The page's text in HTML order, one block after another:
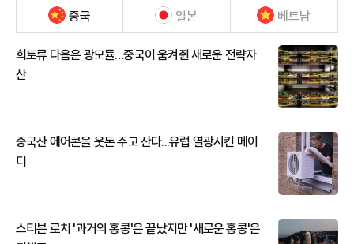
중국 일본 베트남
희토류 다음은 광모듈…중국이 움켜쥔 새로운 전략자
산
중국산 에어콘을 웃돈 주고 산다...유럽 열광시킨 메이
디
스티븐 로치 '과거의 홍콩'은 끝났지만 '새로운 홍콩'은